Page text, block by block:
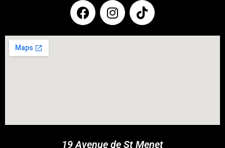
19 Avenue de St Menet